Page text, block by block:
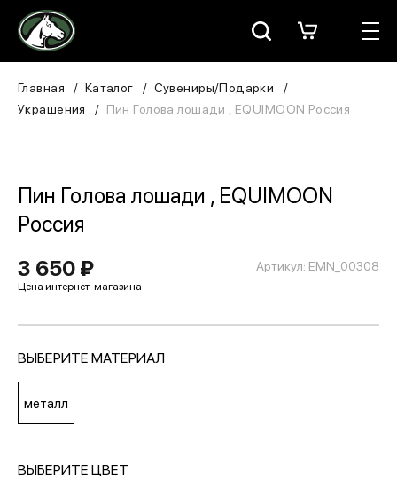
Москва
В конюшню
Для собаки
Главная Каталог
Сувениры/Подарки
Украшения
Пин Голова лошади , EQUIMOON Россия
Пин Голова лошади , EQUIMOON
Россия
Артикул: EMN_00308
3 650 ₽
ВЫБЕРИТЕ МАТЕРИАЛ
металл
ВЫБЕРИТЕ ЦВЕТ